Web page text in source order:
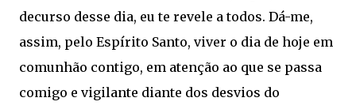
decurso desse dia, eu te revele a todos. Dá-me,
assim, pelo Espírito Santo, viver o dia de hoje em
comunhão contigo, em atenção ao que se passa
comigo e vigilante diante dos desvios do